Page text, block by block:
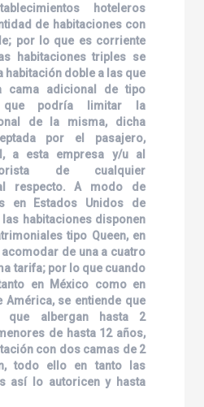
hoteleros
de habitaciones con
por lo que es corriente
habitaciones triples se
habitación doble a las que
cama adicional de tipo
que podría limitar la
de la misma, dicha
por el pasajero,
a esta empresa y/u al
de cualquier
respecto. A modo de
en Estados Unidos de
habitaciones disponen
tipo Queen, en
acomodar de una a cuatro
tarifa; por lo que cuando
en México como en
América, se entiende que
que albergan hasta 2
de hasta 12 años,
con dos camas de 2
todo ello en tanto las
así lo autoricen y hasta